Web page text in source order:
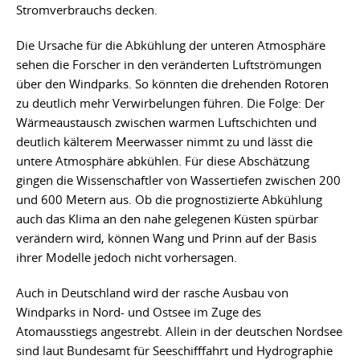
Stromverbrauchs decken.
Die Ursache für die Abkühlung der unteren Atmosphäre
sehen die Forscher in den veränderten Luftströmungen
über den Windparks. So könnten die drehenden Rotoren
zu deutlich mehr Verwirbelungen führen. Die Folge: Der
Wärmeaustausch zwischen warmen Luftschichten und
deutlich kälterem Meerwasser nimmt zu und lässt die
untere Atmosphäre abkühlen. Für diese Abschätzung
gingen die Wissenschaftler von Wassertiefen zwischen 200
und 600 Metern aus. Ob die prognostizierte Abkühlung
auch das Klima an den nahe gelegenen Küsten spürbar
verändern wird, können Wang und Prinn auf der Basis
ihrer Modelle jedoch nicht vorhersagen.
Auch in Deutschland wird der rasche Ausbau von
Windparks in Nord- und Ostsee im Zuge des
Atomausstiegs angestrebt. Allein in der deutschen Nordsee
sind laut Bundesamt für Seeschifffahrt und Hydrographie